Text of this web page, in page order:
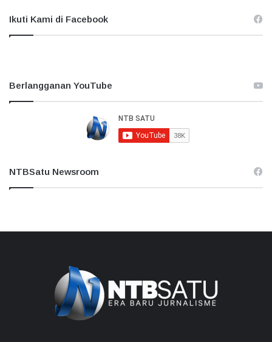
Ikuti Kami di Facebook
Berlangganan YouTube
NTBSatu Newsroom